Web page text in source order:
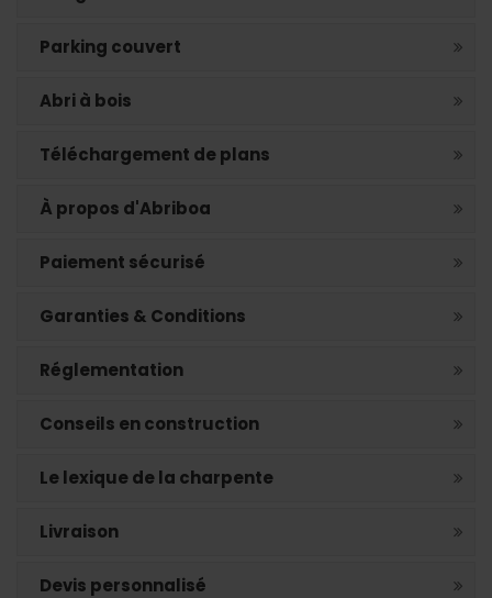
Parking couvert
Abri à bois
Téléchargement de plans
À propos d'Abriboa
Paiement sécurisé
Garanties & Conditions
Réglementation
Conseils en construction
Le lexique de la charpente
Livraison
Devis personnalisé